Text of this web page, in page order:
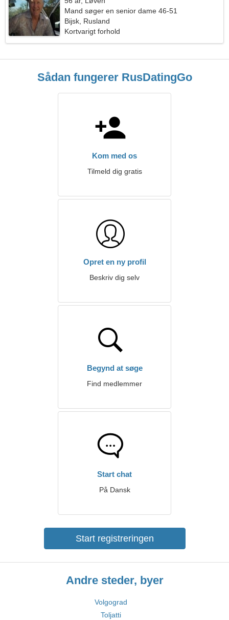
Mand søger en senior dame 46-51
Bijsk, Rusland
Kortvarigt forhold
Sådan fungerer RusDatingGo
Kom med os
Tilmeld dig gratis
Opret en ny profil
Beskriv dig selv
Begynd at søge
Find medlemmer
Start chat
På Dansk
Start registreringen
Andre steder, byer
Volgograd
Toljatti